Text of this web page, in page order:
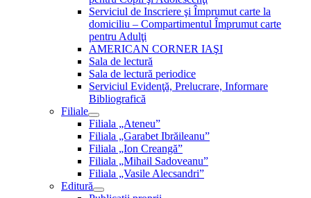
Serviciul de Inscriere şi Împrumut carte la
domiciliu – Compartimentul Împrumut carte
pentru Adulţi
AMERICAN CORNER IAŞI
Sala de lectură
Sala de lectură periodice
Serviciul Evidenţă, Prelucrare, Informare
Bibliografică
Filiale
Filiala „Ateneu”
Filiala „Garabet Ibrăileanu”
Filiala „Ion Creangă”
Filiala „Mihail Sadoveanu”
Filiala „Vasile Alecsandri”
Editură